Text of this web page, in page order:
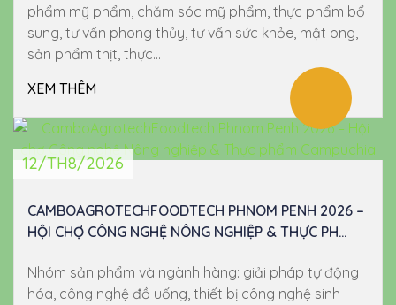
phẩm mỹ phẩm, chăm sóc mỹ phẩm, thực phẩm bổ
sung, tư vấn phong thủy, tư vấn sức khỏe, mật ong,
sản phẩm thịt, thực...
XEM THÊM
12/TH8/2026
CAMBOAGROTECHFOODTECH PHNOM PENH 2026 –
HỘI CHỢ CÔNG NGHỆ NÔNG NGHIỆP & THỰC PH...
Nhóm sản phẩm và ngành hàng: giải pháp tự động
hóa, công nghệ đồ uống, thiết bị công nghệ sinh